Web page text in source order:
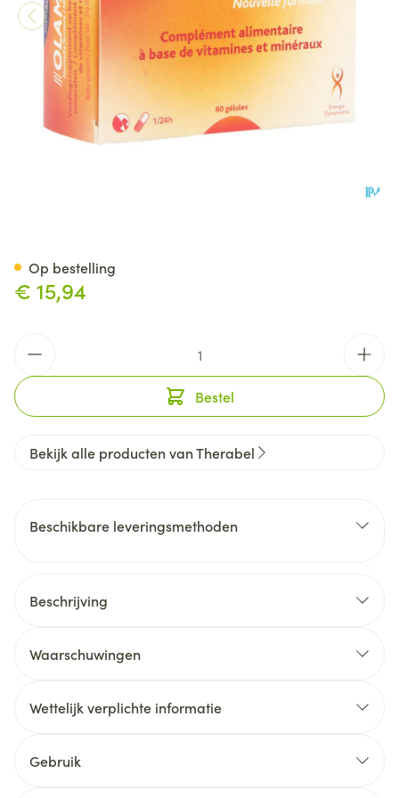
€ 15,94
Bestel
Op bestelling
Bekijk alle producten van Therabel
Beschikbare leveringsmethoden
Beschrijving
Waarschuwingen
Wettelijk verplichte informatie
Gebruik